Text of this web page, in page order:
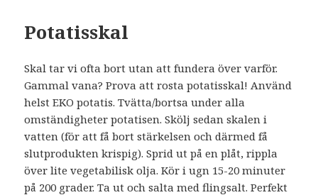
Potatisskal
Skal tar vi ofta bort utan att fundera över varför.
Gammal vana? Prova att rosta potatisskal! Använd
helst EKO potatis. Tvätta/bortsa under alla
omständigheter potatisen. Skölj sedan skalen i
vatten (för att få bort stärkelsen och därmed få
slutprodukten krispig). Sprid ut på en plåt, rippla
över lite vegetabilisk olja. Kör i ugn 15-20 minuter
på 200 grader. Ta ut och salta med flingsalt. Perfekt